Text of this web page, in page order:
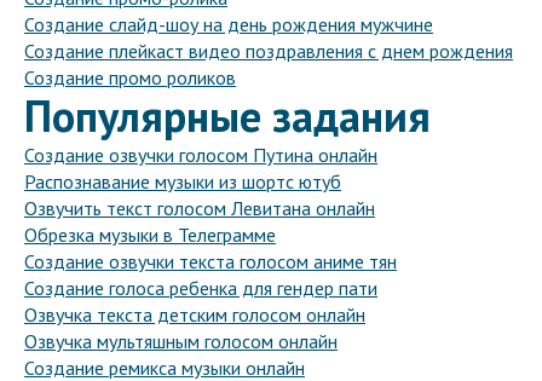
Создание слайд-шоу на день рождения мужчине
Создание плейкаст видео поздравления с днем рождения
Создание промо роликов
Популярные задания
Создание озвучки голосом Путина онлайн
Распознавание музыки из шортс ютуб
Озвучить текст голосом Левитана онлайн
Обрезка музыки в Телеграмме
Создание озвучки текста голосом аниме тян
Создание голоса ребенка для гендер пати
Озвучка текста детским голосом онлайн
Озвучка мультяшным голосом онлайн
Создание ремикса музыки онлайн